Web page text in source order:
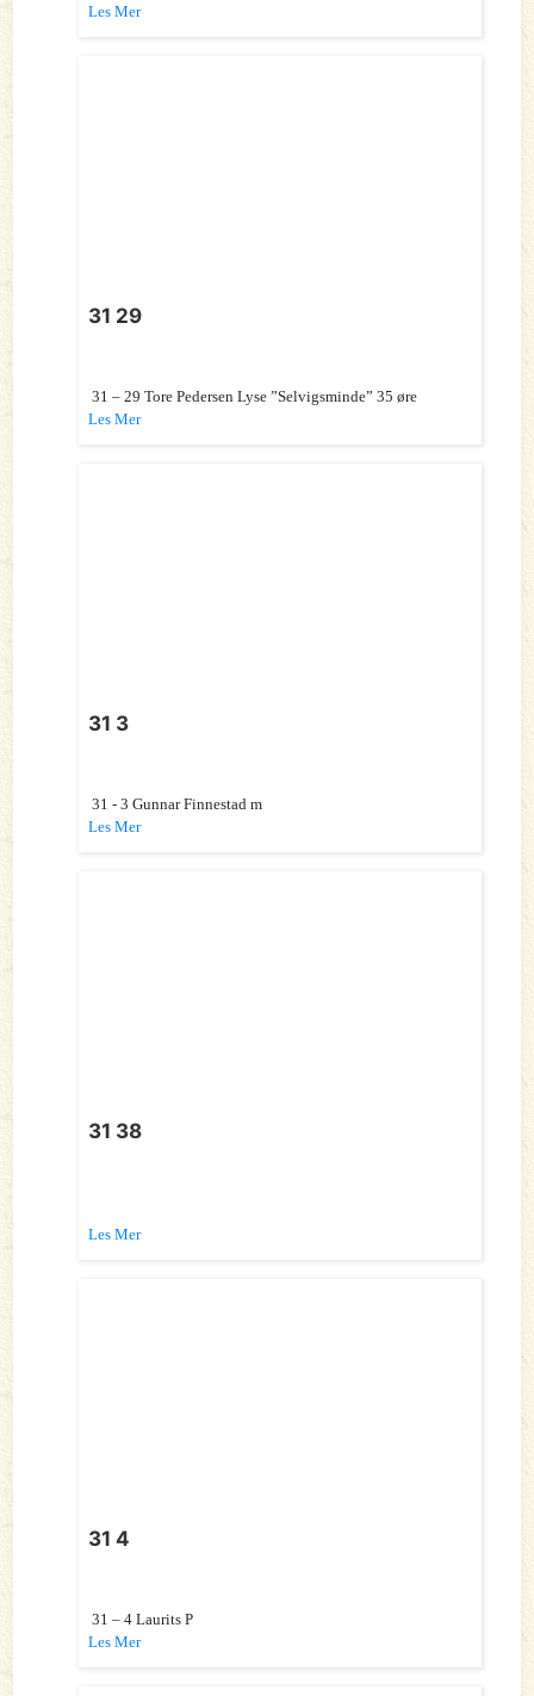
Les Mer
31 29
31 – 29 Tore Pedersen Lyse ”Selvigsminde” 35 øre
Les Mer
31 3
31 - 3 Gunnar Finnestad m
Les Mer
31 38
Les Mer
31 4
31 – 4 Laurits P
Les Mer